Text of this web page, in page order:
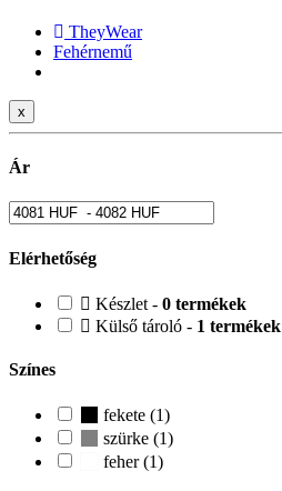
TheyWear
Fehérnemű
x
Ár
Elérhetőség
Készlet - 0 termékek
Külső tároló - 1 termékek
Színes
fekete (1)
szürke (1)
feher (1)